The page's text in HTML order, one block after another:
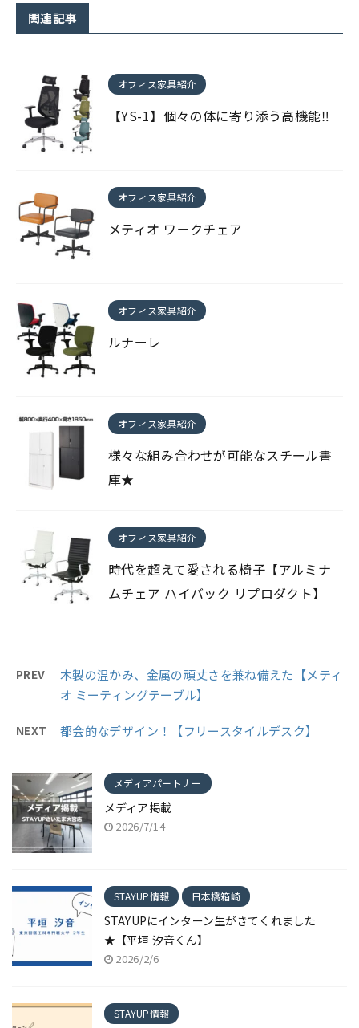
関連記事
オフィス家具紹介
【YS-1】個々の体に寄り添う高機能‼
オフィス家具紹介
メティオ ワークチェア
オフィス家具紹介
ルナーレ
オフィス家具紹介
様々な組み合わせが可能なスチール書
庫★
オフィス家具紹介
時代を超えて愛される椅子【アルミナ
ムチェア ハイバック リプロダクト】
PREV
木製の温かみ、金属の頑丈さを兼ね備えた【メティ
オ ミーティングテーブル】
NEXT 都会的なデザイン！【フリースタイルデスク】
メディアパートナー
メディア掲載
2026/7/14
STAYUP情報 日本橋箱崎
STAYUPにインターン生がきてくれました
★【平垣 汐音くん】
2026/2/6
STAYUP情報